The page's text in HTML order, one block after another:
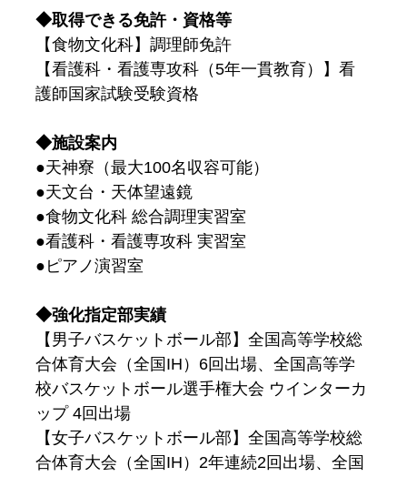
◆取得できる免許・資格等
【食物文化科】調理師免許
【看護科・看護専攻科（5年一貫教育）】看
護師国家試験受験資格
◆施設案内
●天神寮（最大100名収容可能）
●天文台・天体望遠鏡
●食物文化科 総合調理実習室
●看護科・看護専攻科 実習室
●ピアノ演習室
◆強化指定部実績
【男子バスケットボール部】全国高等学校総
合体育大会（全国IH）6回出場、全国高等学
校バスケットボール選手権大会 ウインターカ
ップ 4回出場
【女子バスケットボール部】全国高等学校総
合体育大会（全国IH）2年連続2回出場、全国